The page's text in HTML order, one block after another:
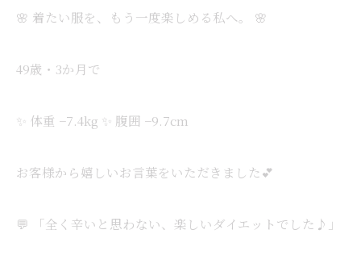
🌸 着たい服を、もう一度楽しめる私へ。 🌸
49歳・3か月で
✨ 体重 −7.4kg ✨ 腹囲 −9.7cm
お客様から嬉しいお言葉をいただきました💕
💬 「全く辛いと思わない、楽しいダイエットでした♪」